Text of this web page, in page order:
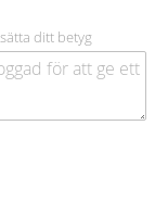
ditt betyg